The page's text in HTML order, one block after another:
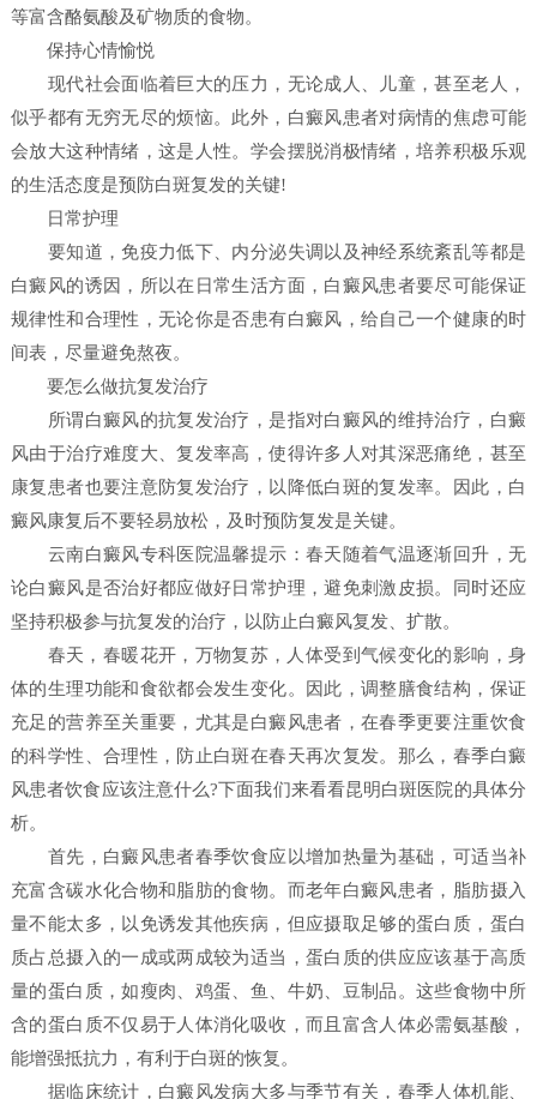
等富含酪氨酸及矿物质的食物。
保持心情愉悦
现代社会面临着巨大的压力，无论成人、儿童，甚至老人，
似乎都有无穷无尽的烦恼。此外，白癜风患者对病情的焦虑可能
会放大这种情绪，这是人性。学会摆脱消极情绪，培养积极乐观
的生活态度是预防白斑复发的关键!
日常护理
要知道，免疫力低下、内分泌失调以及神经系统紊乱等都是
白癜风的诱因，所以在日常生活方面，白癜风患者要尽可能保证
规律性和合理性，无论你是否患有白癜风，给自己一个健康的时
间表，尽量避免熬夜。
要怎么做抗复发治疗
所谓白癜风的抗复发治疗，是指对白癜风的维持治疗，白癜
风由于治疗难度大、复发率高，使得许多人对其深恶痛绝，甚至
康复患者也要注意防复发治疗，以降低白斑的复发率。因此，白
癜风康复后不要轻易放松，及时预防复发是关键。
云南白癜风专科医院温馨提示：春天随着气温逐渐回升，无
论白癜风是否治好都应做好日常护理，避免刺激皮损。同时还应
坚持积极参与抗复发的治疗，以防止白癜风复发、扩散。
春天，春暖花开，万物复苏，人体受到气候变化的影响，身
体的生理功能和食欲都会发生变化。因此，调整膳食结构，保证
充足的营养至关重要，尤其是白癜风患者，在春季更要注重饮食
的科学性、合理性，防止白斑在春天再次复发。那么，春季白癜
风患者饮食应该注意什么?下面我们来看看昆明白斑医院的具体分
析。
首先，白癜风患者春季饮食应以增加热量为基础，可适当补
充富含碳水化合物和脂肪的食物。而老年白癜风患者，脂肪摄入
量不能太多，以免诱发其他疾病，但应摄取足够的蛋白质，蛋白
质占总摄入的一成或两成较为适当，蛋白质的供应应该基于高质
量的蛋白质，如瘦肉、鸡蛋、鱼、牛奶、豆制品。这些食物中所
含的蛋白质不仅易于人体消化吸收，而且富含人体必需氨基酸，
能增强抵抗力，有利于白斑的恢复。
据临床统计，白癜风发病大多与季节有关，春季人体机能、